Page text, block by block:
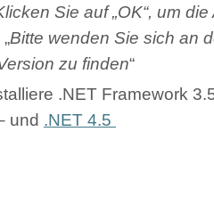
Sie auf „OK“, um
Bitte wenden Sie sich an
zu finden“
.NET Framework
und .NET 4.5